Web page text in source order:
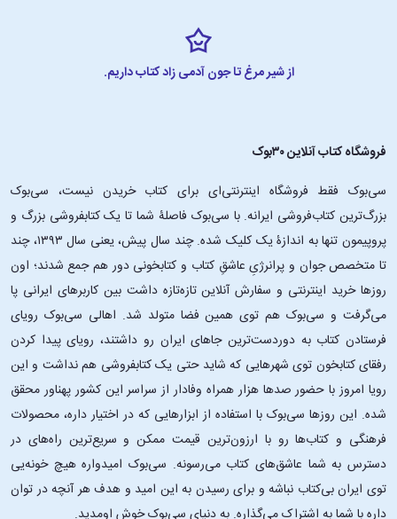
از شیر مرغ تا جون آدمی زاد کتاب داریم.
فروشگاه کتاب آنلاین ۳۰بوک
سی‌بوک فقط فروشگاه اینترنتی‌ای برای کتاب خریدن نیست، سی‌بوک
بزرگ‌ترین کتاب‌فروشی ایرانه. با سی‌بوک فاصلۀ شما تا یک کتابفروشی بزرگ و
پروپیمون تنها به اندازۀ یک کلیک شده. چند سال پیش، یعنی سال ۱۳۹۳، چند
تا متخصص جوان و پرانرژیِ عاشقِ کتاب و کتابخونی دور هم جمع شدند؛ اون‌
روزها خرید اینترنتی و سفارش آنلاین تازه‌تازه داشت بین کاربرهای ایرانی پا
می‌گرفت و سی‌بوک هم توی همین فضا متولد شد. اهالی سی‌بوک رویای
فرستادن کتاب به دوردست‌ترین جاهای ایران رو داشتند، رویای پیدا کردن
رفقای کتابخون توی شهرهایی که شاید حتی یک کتابفروشی هم نداشت و این
رویا امروز با حضور صدها هزار همراه وفادار از سراسر این کشور پهناور محقق
شده. این ‌روزها سی‌بوک با استفاده از ابزارهایی که در اختیار داره، محصولات
فرهنگی و کتاب‌ها رو با ارزون‌ترین قیمت ممکن و سریع‌ترین راه‌های در
دسترس به شما عاشق‌های کتاب می‌رسونه. سی‌بوک امیدواره هیچ خونه‌یی
توی ایران بی‌کتاب نباشه و برای رسیدن به این امید و هدف هر آنچه در توان